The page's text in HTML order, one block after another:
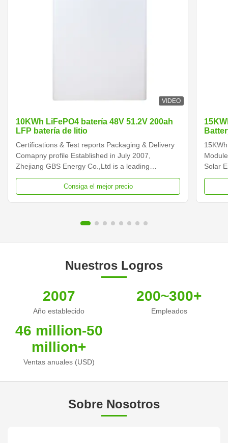
VIDEO
10KWh LiFePO4 batería 48V 51.2V 200ah
LFP batería de litio
Certifications & Test reports Packaging & Delivery
Comapny profile Established in July 2007,
Zhejiang GBS Energy Co.,Ltd is a leading
company manufacturing large capacity plastic shell
lithium iron phosphate battery in China. Our plastic
Consiga el mejor precio
Solar
Nuestros Logros
2007
Año establecido
200~300+
Empleados
46 million-50
million+
Ventas anuales (USD)
Sobre Nosotros